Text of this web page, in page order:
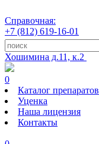
Справочная:
+7 (812) 619-16-01
Хошимина д.11, к.2
0
Каталог препаратов
Уценка
Наша лицензия
Контакты